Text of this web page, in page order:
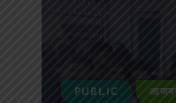
PUBLIC
दुर्घटना